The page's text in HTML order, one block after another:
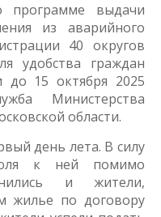
программе выдачи
из аварийного
40 округов
удобства граждан
до 15 октября 2025
Министерства
области.
день лета. В силу
к ней помимо
и жители,
жилье по договору